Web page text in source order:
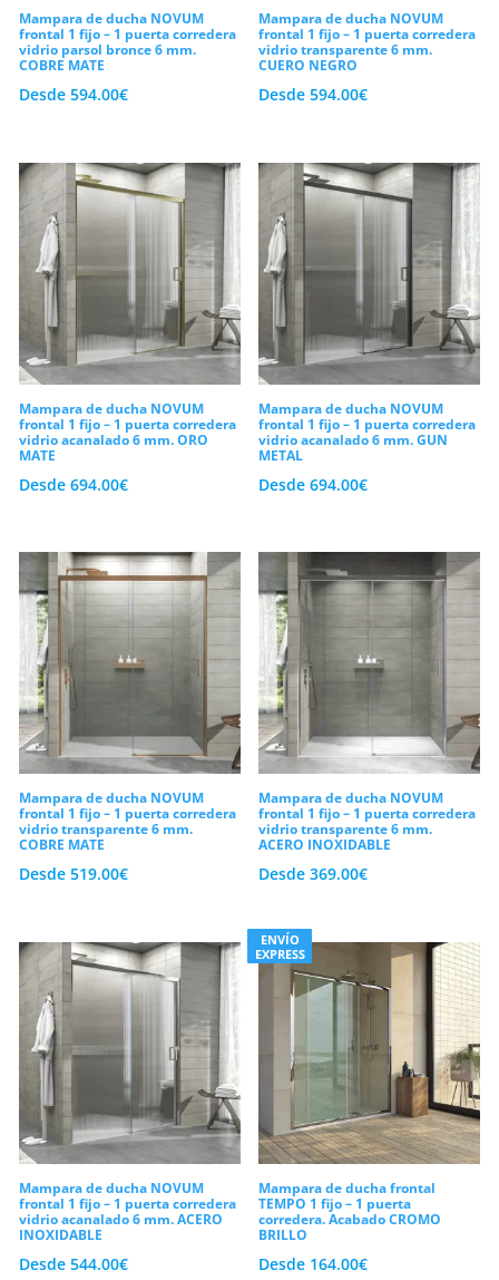
Mampara de ducha NOVUM
frontal 1 fijo – 1 puerta corredera
vidrio parsol bronce 6 mm.
COBRE MATE
Desde 594.00€
Mampara de ducha NOVUM
frontal 1 fijo – 1 puerta corredera
vidrio transparente 6 mm.
CUERO NEGRO
Desde594.00€
Mampara de ducha NOVUM
frontal 1 fijo – 1 puerta corredera
vidrio acanalado 6 mm. ORO
MATE
Desde 694.00€
Mampara de ducha NOVUM
frontal 1 fijo – 1 puerta corredera
vidrio acanalado 6 mm. GUN
METAL
Desde694.00€
Mampara de ducha NOVUM
frontal 1 fijo – 1 puerta corredera
vidrio transparente 6 mm.
COBRE MATE
Desde 519.00€
Mampara de ducha NOVUM
frontal 1 fijo – 1 puerta corredera
vidrio transparente 6 mm.
ACERO INOXIDABLE
Desde369.00€
Mampara de ducha NOVUM
frontal 1 fijo – 1 puerta corredera
vidrio acanalado 6 mm. ACERO
INOXIDABLE
Desde 544.00€
ENVÍO
EXPRESS
Mampara de ducha frontal
TEMPO 1 fijo – 1 puerta
corredera. Acabado CROMO
BRILLO
Desde 164.00€